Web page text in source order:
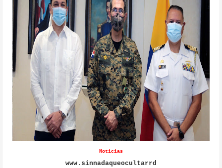
Noticias
www.sinnadaqueocultarrd